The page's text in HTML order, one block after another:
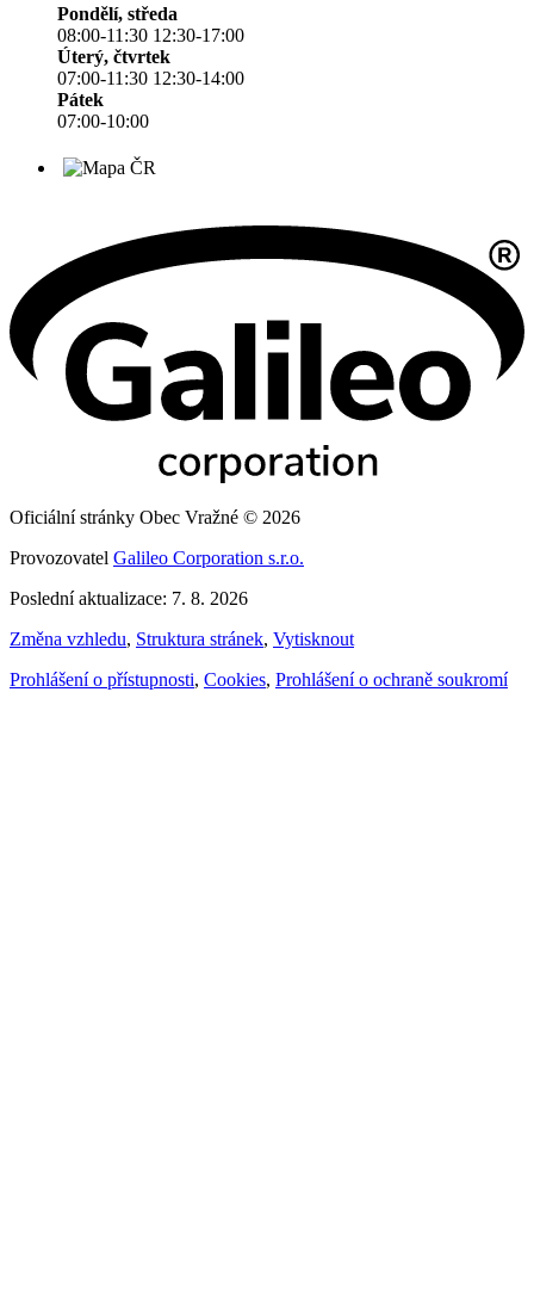
Pondělí, středa
08:00-11:30 12:30-17:00
Úterý, čtvrtek
07:00-11:30 12:30-14:00
Pátek
07:00-10:00
Oficiální stránky Obec Vražné © 2026
Provozovatel Galileo Corporation s.r.o.
Poslední aktualizace: 7. 8. 2026
Změna vzhledu, Struktura stránek, Vytisknout
Prohlášení o přístupnosti, Cookies, Prohlášení o ochraně soukromí